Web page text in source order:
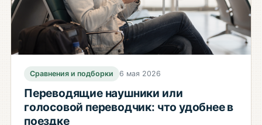
Сравнения и подборки 6 мая 2026
Переводящие наушники или
голосовой переводчик: что удобнее в
поездке